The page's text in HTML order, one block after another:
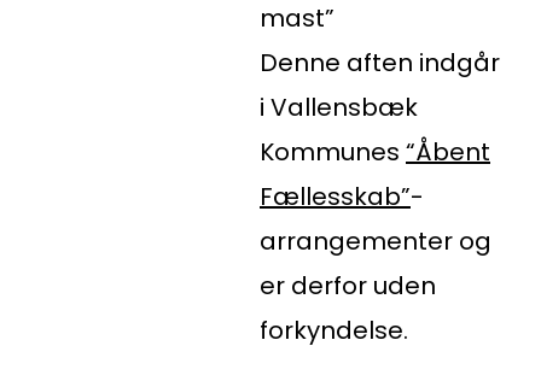
mast”
Denne aften indgår
i Vallensbæk
Kommunes “Åbent
Fællesskab”-
arrangementer og
er derfor uden
forkyndelse.